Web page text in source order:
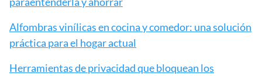
Alfombras vinílicas en cocina y comedor: una solución
práctica para el hogar actual
Herramientas de privacidad que bloquean los